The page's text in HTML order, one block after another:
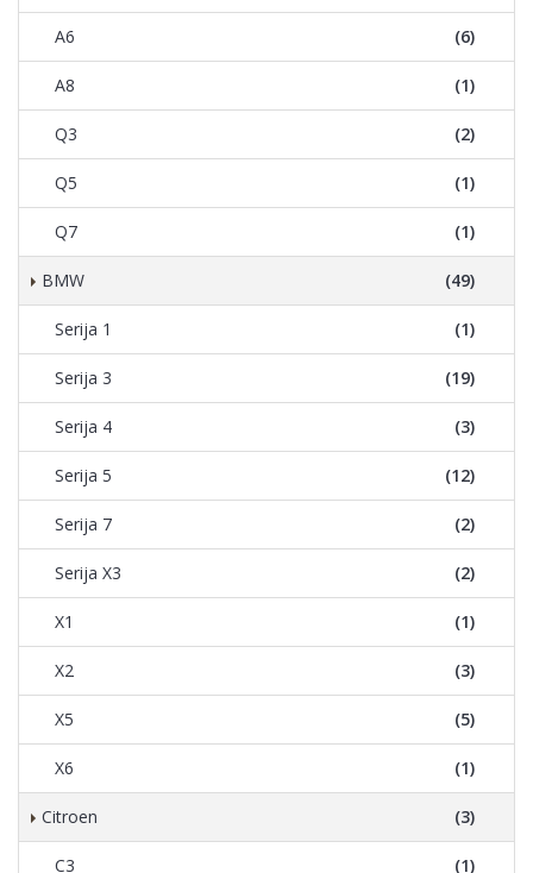
A6 (6)
A8 (1)
Q3 (2)
Q5 (1)
Q7 (1)
BMW (49)
Serija 1 (1)
Serija 3 (19)
Serija 4 (3)
Serija 5 (12)
Serija 7 (2)
Serija X3 (2)
X1 (1)
X2 (3)
X5 (5)
X6 (1)
Citroen (3)
C3 (1)